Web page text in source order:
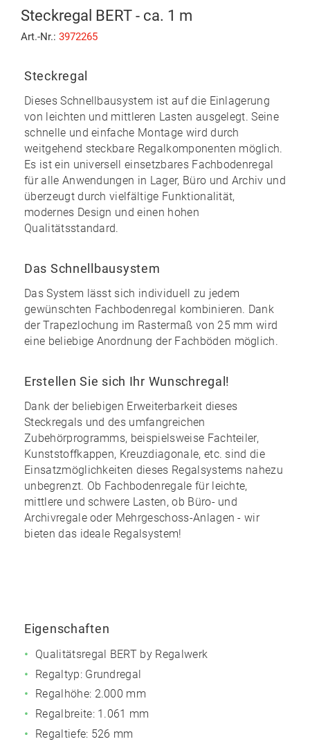
Steckregal BERT - ca. 1 m
Art.-Nr.: 3972265
Steckregal
Dieses Schnellbausystem ist auf die Einlagerung
von leichten und mittleren Lasten ausgelegt. Seine
schnelle und einfache Montage wird durch
weitgehend steckbare Regalkomponenten möglich.
Es ist ein universell einsetzbares Fachbodenregal
für alle Anwendungen in Lager, Büro und Archiv und
überzeugt durch vielfältige Funktionalität,
modernes Design und einen hohen
Qualitätsstandard.
Das Schnellbausystem
Das System lässt sich individuell zu jedem
gewünschten Fachbodenregal kombinieren. Dank
der Trapezlochung im Rastermaß von 25 mm wird
eine beliebige Anordnung der Fachböden möglich.
Erstellen Sie sich Ihr Wunschregal!
Dank der beliebigen Erweiterbarkeit dieses
Steckregals und des umfangreichen
Zubehörprogramms, beispielsweise Fachteiler,
Kunststoffkappen, Kreuzdiagonale, etc. sind die
Einsatzmöglichkeiten dieses Regalsystems nahezu
unbegrenzt. Ob Fachbodenregale für leichte,
mittlere und schwere Lasten, ob Büro- und
Archivregale oder Mehrgeschoss-Anlagen - wir
bieten das ideale Regalsystem!
Eigenschaften
Qualitätsregal BERT by Regalwerk
Regaltyp: Grundregal
Regalhöhe: 2.000 mm
Regalbreite: 1.061 mm
Regaltiefe: 526 mm